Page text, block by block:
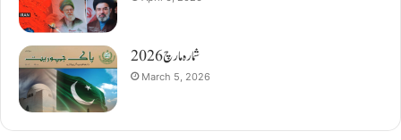
شمارہ مارچ 2026
March 5, 2026